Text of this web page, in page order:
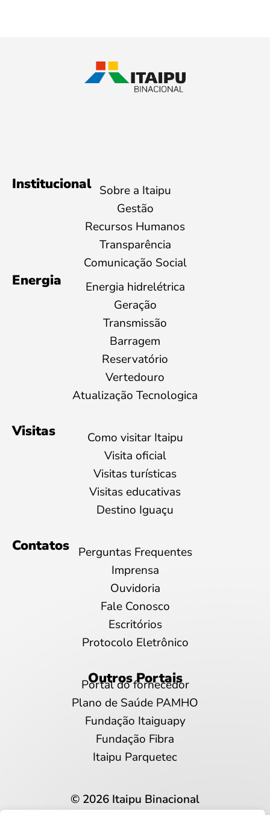
Institucional Sobre a Itaipu
Gestão
Recursos Humanos
Transparência
Comunicação Social
Energia
Energia hidrelétrica
Geração
Transmissão
Barragem
Reservatório
Vertedouro
Atualização Tecnologica
Visitas
Como visitar Itaipu
Visita oficial
Visitas turísticas
Visitas educativas
Destino Iguaçu
Contatos
Perguntas Frequentes
Imprensa
Ouvidoria
Fale Conosco
Escritórios
Protocolo Eletrônico
Outros Portais
Portal do fornecedor
Plano de Saúde PAMHO
Fundação Itaiguapy
Fundação Fibra
Itaipu Parquetec
© 2026 Itaipu Binacional